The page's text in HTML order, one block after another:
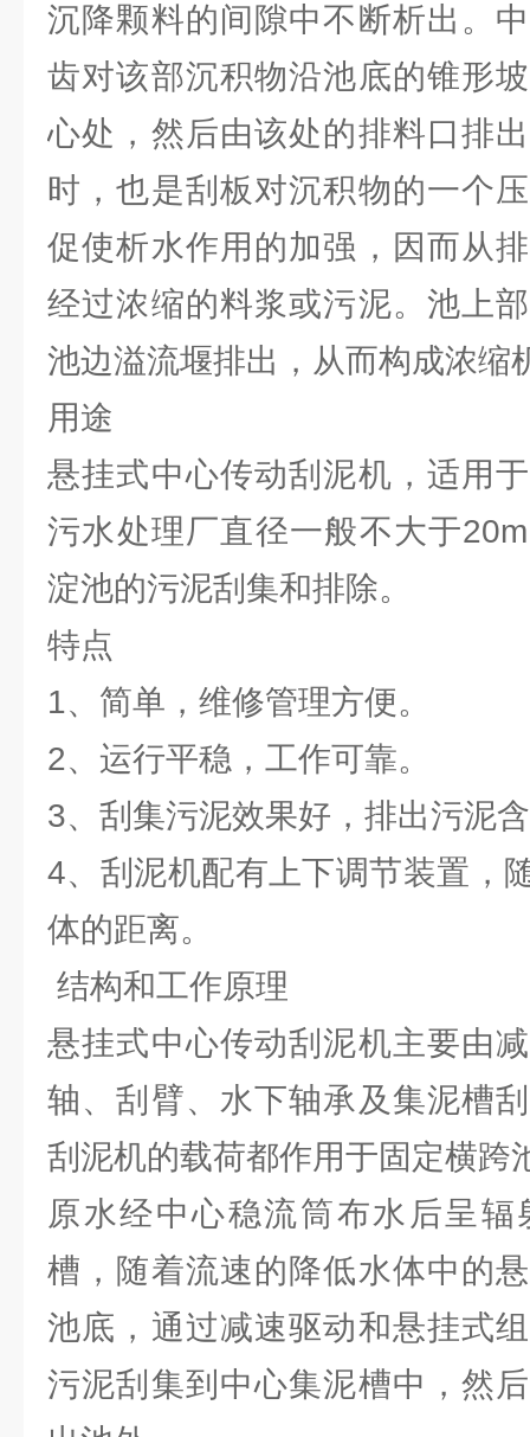
沉降颗料的间隙中不断析出。
齿对该部沉积物沿池底的锥形
心处，然后由该处的排料口排
时，也是刮板对沉积物的一个
促使析水作用的加强，因而从
经过浓缩的料浆或污泥。池上
池边溢流堰排出，从而构成浓缩
用途
悬挂式中心传动刮泥机，适用
污水处理厂直径一般不大于
淀池的污泥刮集和排除。
特点
1、简单，维修管理方便。
2、运行平稳，工作可靠。
3、刮集污泥效果好，排出污泥
4、刮泥机配有上下调节装置，
体的距离。
结构和工作原理
悬挂式中心传动刮泥机主要由
轴、刮臂、水下轴承及集泥槽
刮泥机的载荷都作用于固定横跨
原水经中心稳流筒布水后呈
槽，随着流速的降低水体中的
池底，通过减速驱动和悬挂式
污泥刮集到中心集泥槽中，然